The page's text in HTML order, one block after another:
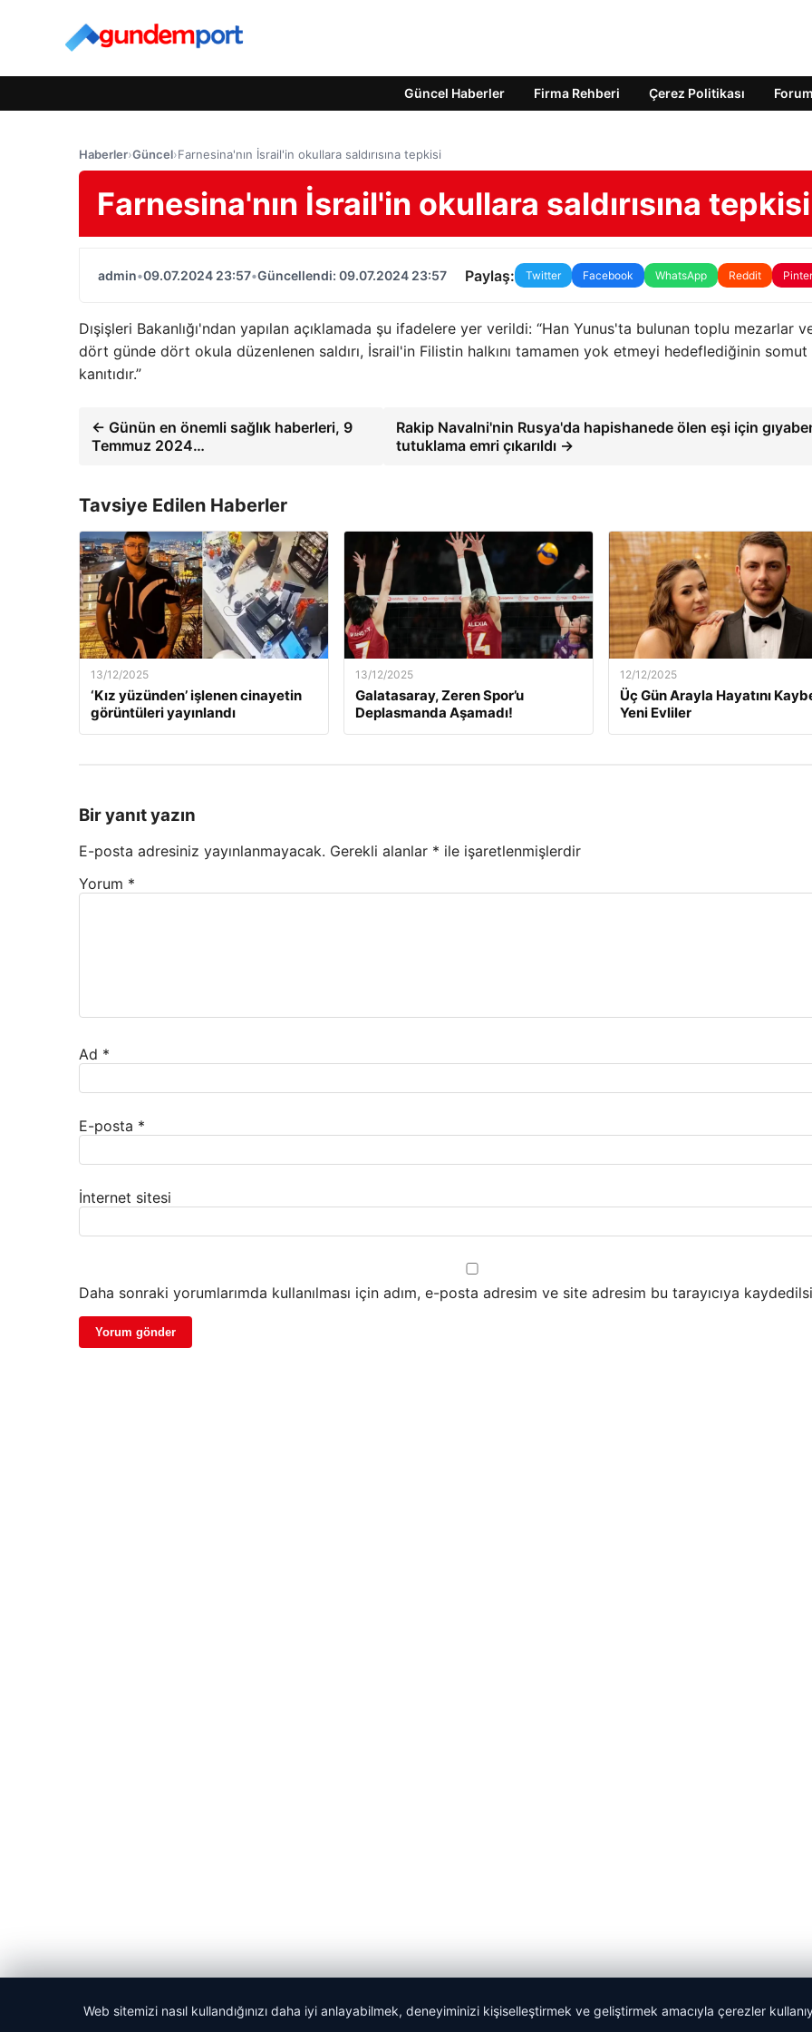
Güncel Haberler Firma Rehberi Çerez Politikası Forum
Haberler›Güncel›Farnesina'nın İsrail'in okullara saldırısına tepkisi
Farnesina'nın İsrail'in okullara saldırısına tepkisi
admin•09.07.2024 23:57•Güncellendi: 09.07.2024 23:57 Paylaş: Twitter Facebook WhatsApp Reddit
Dışişleri Bakanlığı'ndan yapılan açıklamada şu ifadelere yer verildi: “Han Yunus'ta bulunan toplu mezarlar
dört günde dört okula düzenlenen saldırı, İsrail'in Filistin halkını tamamen yok etmeyi hedeflediğinin somut
kanıtıdır.”
← Günün en önemli sağlık haberleri, 9
Temmuz 2024…
Rakip Navalni'nin Rusya'da hapishanede ölen eşi için
tutuklama emri çıkarıldı →
Tavsiye Edilen Haberler
13/12/2025
‘Kız yüzünden’ işlenen cinayetin
görüntüleri yayınlandı
13/12/2025
Galatasaray, Zeren Spor’u
Deplasmanda Aşamadı!
12/12/2025
Üç Gün Arayla Hayatını
Yeni Evliler
Bir yanıt yazın
E-posta adresiniz yayınlanmayacak. Gerekli alanlar * ile işaretlenmişlerdir
Yorum *
Ad *
E-posta *
İnternet sitesi
Daha sonraki yorumlarımda kullanılması için adım, e-posta adresim ve site adresim bu tarayıcıya
© 2026 Gündem Port – Güncel Haberler
Web sitemizi nasıl kullandığınızı daha iyi anlayabilmek, deneyiminizi kişiselleştirmek ve geliştirmek amacıyla çerezler